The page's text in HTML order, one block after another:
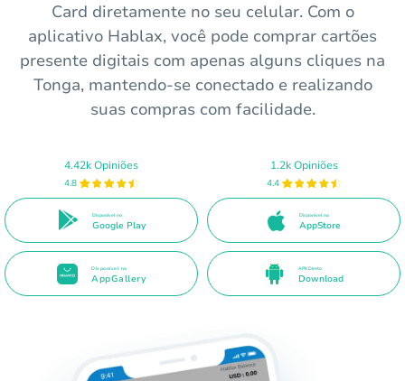
Card diretamente no seu celular. Com o
aplicativo Hablax, você pode comprar cartões
presente digitais com apenas alguns cliques na
Tonga, mantendo-se conectado e realizando
suas compras com facilidade.
4.42k Opiniões
4.8
Disponível no
Google Play
1.2k Opiniões
4.4
Disponível na
AppStore
Disponível na
AppGallery
APK Direto
Download